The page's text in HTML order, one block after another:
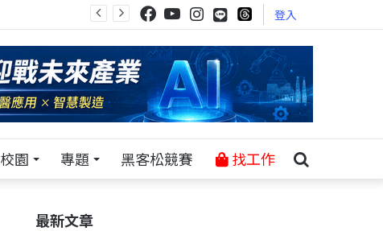
登入
校園 專題 黑客松競賽 找工作
最新文章